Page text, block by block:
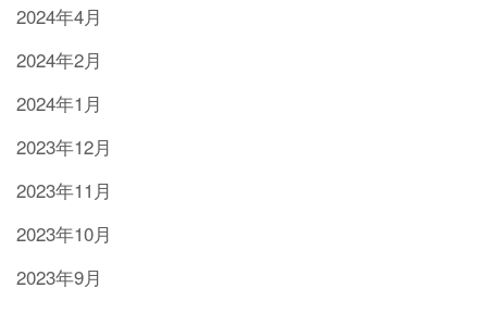
2024年4月
2024年2月
2024年1月
2023年12月
2023年11月
2023年10月
2023年9月